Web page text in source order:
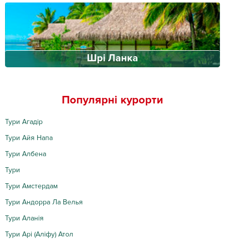
Шрі Ланка
Популярні курорти
Тури Агадір
Тури Айя Напа
Тури Албена
Тури
Тури Амстердам
Тури Андорра Ла Велья
Тури Аланія
Тури Арі (Аліфу) Атол